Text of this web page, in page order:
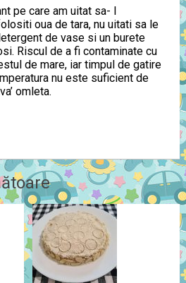
pe care am uitat sa- l
oua de tara, nu uitati sa le
de vase si un burete
Riscul de a fi contaminate cu
de mare, iar timpul de gatire
nu este suficient de
omleta.